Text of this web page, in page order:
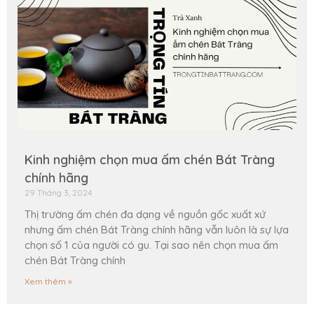
Kinh nghiệm chọn mua ấm chén Bát Tràng
chính hãng
29 Tháng 3, 2024
Thị trường ấm chén đa dạng về nguồn gốc xuất xứ
nhưng ấm chén Bát Tràng chính hãng vẫn luôn là sự lựa
chọn số 1 của người có gu. Tại sao nên chọn mua ấm
chén Bát Tràng chính
Xem thêm »